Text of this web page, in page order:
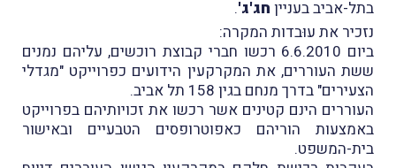
בתל-אביב בעניין חג'ג'.
נזכיר את עוּבדות המקרה:
ביום 6.6.2010 רכשו חברי קבוצת רוכשים, עליהם נמנים
ששת העוררים, את המקרקעין הידועים כפרוייקט "מגדלי
הצעירים" בדרך מנחם בגין 158 תל אביב.
העוררים הינם קטינים אשר רכשו את זכויותיהם בפרוייקט
באמצעות הוריהם כאפוטרופסים הטבעיים ובאישור
בית-המשפט.